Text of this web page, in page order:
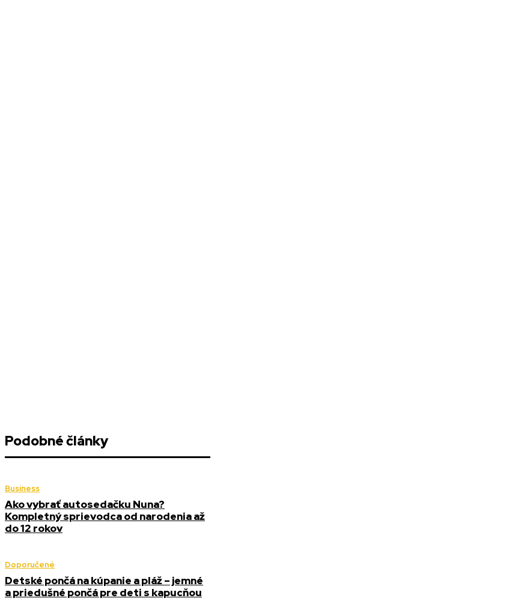
Podobné články
Business
Ako vybrať autosedačku Nuna?
Kompletný sprievodca od narodenia až
do 12 rokov
Doporučené
Detské pončá na kúpanie a pláž – jemné
a priedušné pončá pre deti s kapucňou